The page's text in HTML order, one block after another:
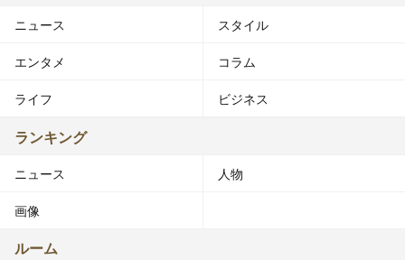
ニュース スタイル
エンタメ コラム
ライフ ビジネス
ランキング
ニュース 人物
画像
ルーム